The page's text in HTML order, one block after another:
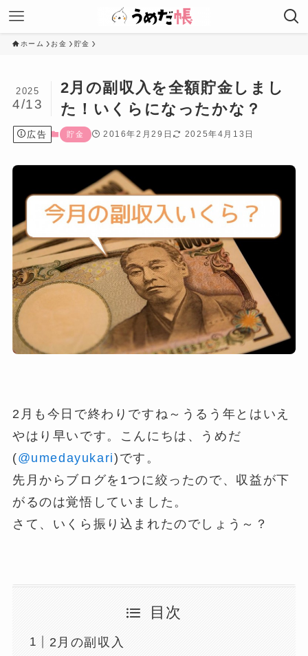
ホーム お金 貯金
2月の副収入を全額貯金しまし
た！いくらになったかな？
2025
4/13
広告 貯金 2016年2月29日 2025年4月13日
2月も今日で終わりですね～うるう年とはいえ
やはり早いです。こんにちは、うめだ
(@umedayukari)です。
先月からブログを1つに絞ったので、収益が下
がるのは覚悟していました。
さて、いくら振り込まれたのでしょう～？
目次
2月の副収入